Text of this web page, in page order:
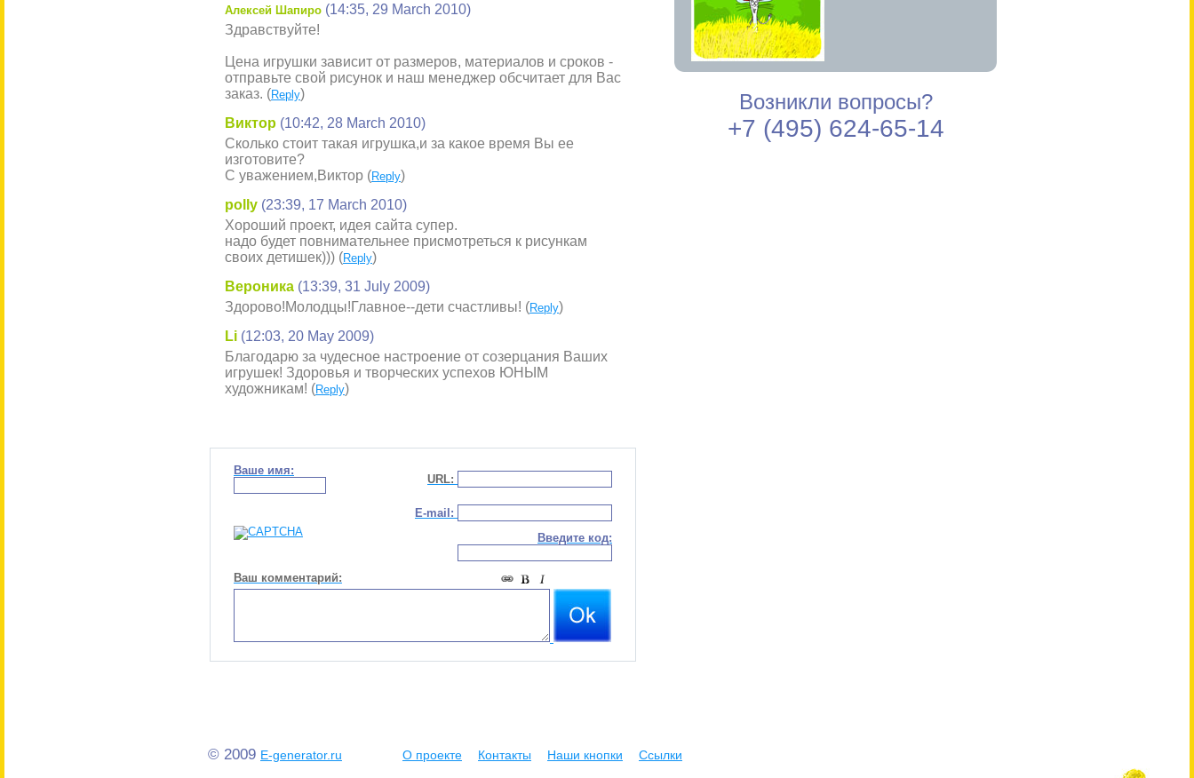
Алексей Шапиро (14:35, 29 March 2010)
Здравствуйте!
Цена игрушки зависит от размеров, материалов и сроков -
отправьте свой рисунок и наш менеджер обсчитает для Вас
заказ. (Reply)
Виктор (10:42, 28 March 2010)
Сколько стоит такая игрушка,и за какое время Вы ее
изготовите?
С уважением,Виктор (Reply)
polly (23:39, 17 March 2010)
Хороший проект, идея сайта супер.
надо будет повнимательнее присмотреться к рисункам
своих детишек))) (Reply)
Вероника (13:39, 31 July 2009)
Здорово!Молодцы!Главное--дети счастливы! (Reply)
Li (12:03, 20 May 2009)
Благодарю за чудесное настроение от созерцания Ваших
игрушек! Здоровья и творческих успехов ЮНЫМ
художникам! (Reply)
Ваше имя:
URL:
E-mail:
Введите код:
Ваш комментарий:
Возникли вопросы?
+7 (495) 624-65-14
© 2009 E-generator.ru О проекте Контакты Наши кнопки Ссылки